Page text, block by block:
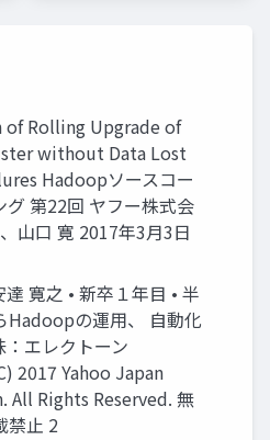
Rolling Upgrade of
without Data Lost
Hadoopソースコー
グ 第22回 ヤフー株式会
山口 寛 2017年3月3日
達 寛之 • 新卒１年目 • 半
Hadoopの運用、 自動化
：エレクトーン
2017 Yahoo Japan
All Rights Reserved. 無
禁止 2